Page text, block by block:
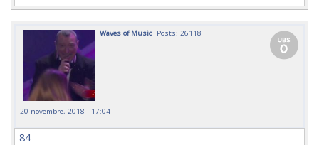
Waves of Music Posts: 26118
20 novembre, 2018 - 17:04
84